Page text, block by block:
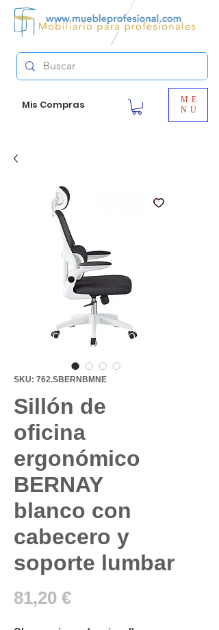
Mis Compras
ME
NU
SKU: 762.SBERNBMNE
Sillón de
oficina
ergonómico
BERNAY
blanco con
cabecero y
soporte lumbar
81,20 €Precio